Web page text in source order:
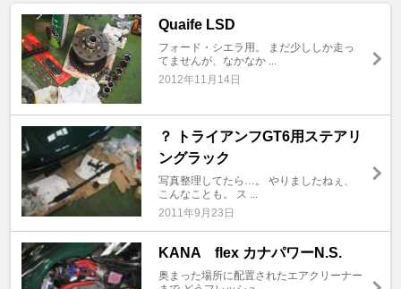
Quaife LSD
フォード・シエラ用。 まだ少ししか走っ
てませんが、なかなか ...
2012年11月14日
？ トライアンフGT6用ステアリ
ングラック
写真整理してたら…。 やりましたねぇ、
こんなことも。 ス ...
2011年9月23日
KANA flex カナパワーN.S.
奥まった場所に配置されたエアクリーナー